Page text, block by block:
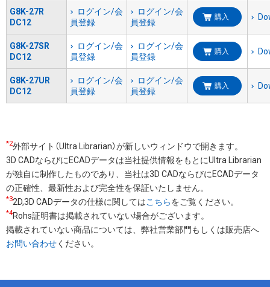
G8K-27R
DC12
ログイン/会
員登録
ログイン/会
員登録
購入
G8K-27SR
DC12
ログイン/会
員登録
ログイン/会
員登録
購入
G8K-27UR
DC12
ログイン/会
員登録
ログイン/会
員登録
購入
*2外部サイト（Ultra Librarian）が新しいウィンドウで開きます。
3D CADならびにECADデータは当社提供情報をもとにUltra Librarian
が独自に制作したものであり、当社は3D CADならびにECADデータ
の正確性、最新性および完全性を保証いたしません。
*32D,3D CADデータの仕様に関してはこちらをご覧ください。
*4Rohs証明書は掲載されていない場合がございます。
掲載されていない商品については、弊社営業部門もしくは販売店へ
お問い合わせください。